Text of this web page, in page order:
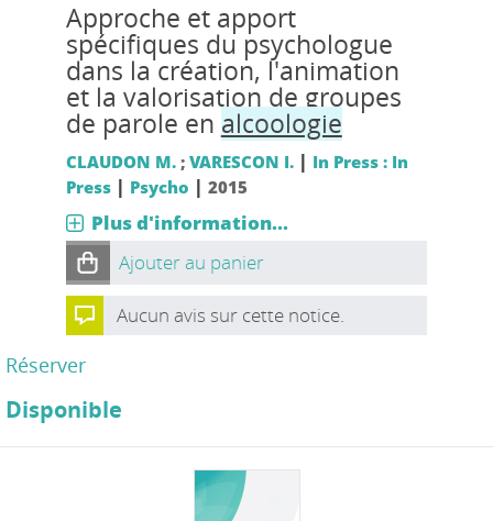
Approche et apport
spécifiques du psychologue
dans la création, l'animation
et la valorisation de groupes
de parole en alcoologie
CLAUDON M.; VARESCON I. | In Press : In
Press| Psycho | 2015
Plus d'information...
Ajouter au panier
Aucun avis sur cette notice.
Réserver
Disponible